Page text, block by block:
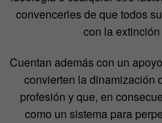
convencerles de que todos
con la
Cuentan además con un
convierten la dinamización
profesión y que, en
como un sistema para